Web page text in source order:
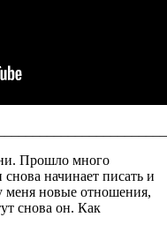
Прошло много
начинает писать и
меня новые отношения,
снова он. Как